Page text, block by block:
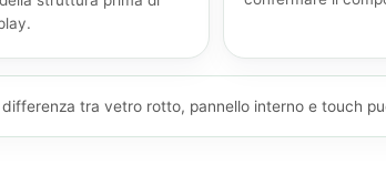
differenza tra vetro rotto, pannello interno e touch